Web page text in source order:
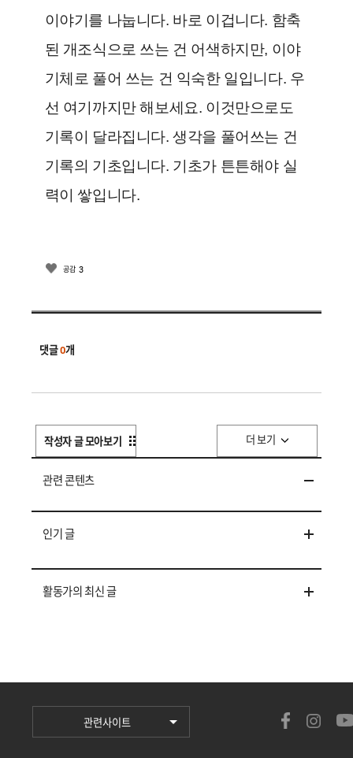
이야기를 나눕니다. 바로 이겁니다. 함축
된 개조식으로 쓰는 건 어색하지만, 이야
기체로 풀어 쓰는 건 익숙한 일입니다. 우
선 여기까지만 해보세요. 이것만으로도
기록이 달라집니다. 생각을 풀어쓰는 건
기록의 기초입니다. 기초가 튼튼해야 실
력이 쌓입니다.
공감 3
댓글0개
작성자 글 모아보기 더 보기
관련 콘텐츠
인기 글
활동가의 최신 글
관련사이트